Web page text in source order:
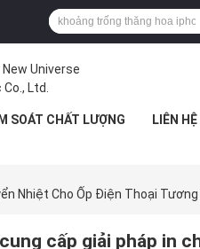
SOÁT CHẤT LƯỢNG LIÊN
Nhiệt Cho Ốp Điện Thoại
cấp giải pháp in